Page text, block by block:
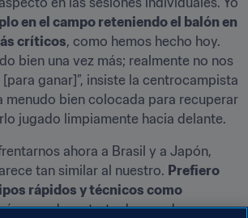
en el campo reteniendo el balón en
críticos, como hemos hecho hoy.
bien una vez más; realmente no nos
ganar]”, insiste la centrocampista
menudo bien colocada para recuperar
jugado limpiamente hacia delante.
ahora a Brasil y a Japón,
tan similar al nuestro. Prefiero
rápidos y técnicos como
cuando se trata de grandes